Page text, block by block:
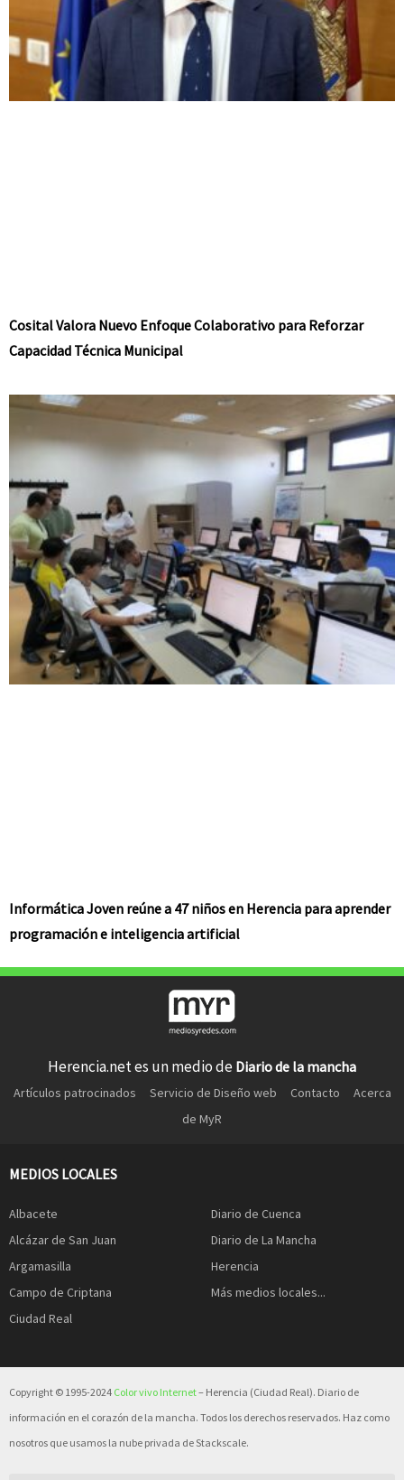
Cosital Valora Nuevo Enfoque Colaborativo para Reforzar
Capacidad Técnica Municipal
Informática Joven reúne a 47 niños en Herencia para aprender
programación e inteligencia artificial
Herencia.net es un medio de Diario de la mancha
Artículos patrocinados Servicio de Diseño web Contacto
Acerca
de MyR
MEDIOS LOCALES
Albacete
Alcázar de San Juan
Argamasilla
Campo de Criptana
Ciudad Real
Diario de Cuenca
Diario de La Mancha
Herencia
Más medios locales...
Copyright © 1995-2024 Color vivo Internet– Herencia (Ciudad Real). Diario de
información en el corazón de la mancha. Todos los derechos reservados. Haz como
nosotros que usamos la nube privada de Stackscale.